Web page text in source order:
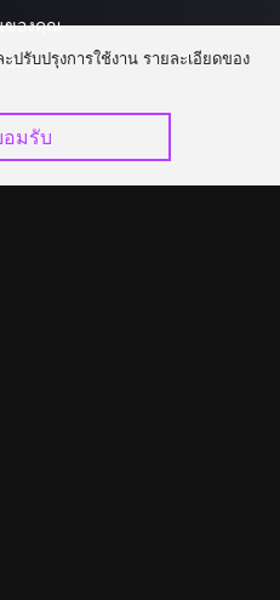
ของคุณ
เรา
ปรับปรุงการใช้งาน รายละเอียดของ
มรับ